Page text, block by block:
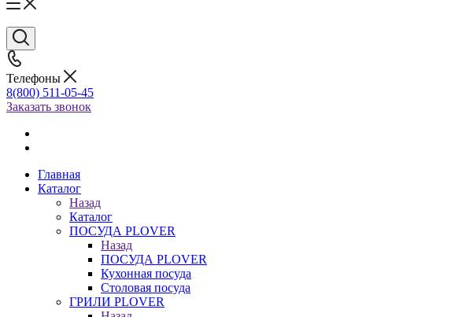
Телефоны
8(800) 511-05-45
Заказать звонок
Главная
Каталог
Назад
Каталог
ПОСУДА PLOVER
Назад
ПОСУДА PLOVER
Кухонная посуда
Столовая посуда
ГРИЛИ PLOVER